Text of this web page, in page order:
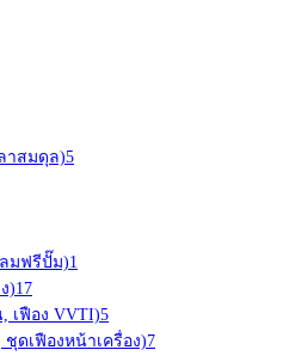
าสมดุล)5
มฟรีปั๊ม)1
)17
เฟือง VVTI)5
ชุดเฟืองหน้าเครื่อง)7